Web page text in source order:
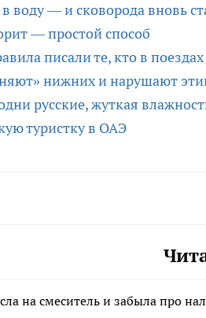
воду — и сковорода вновь
— простой способ
писали те, кто в
нижних и нарушают
русские, жуткая
туристку в ОАЭ
на смеситель и забыла про